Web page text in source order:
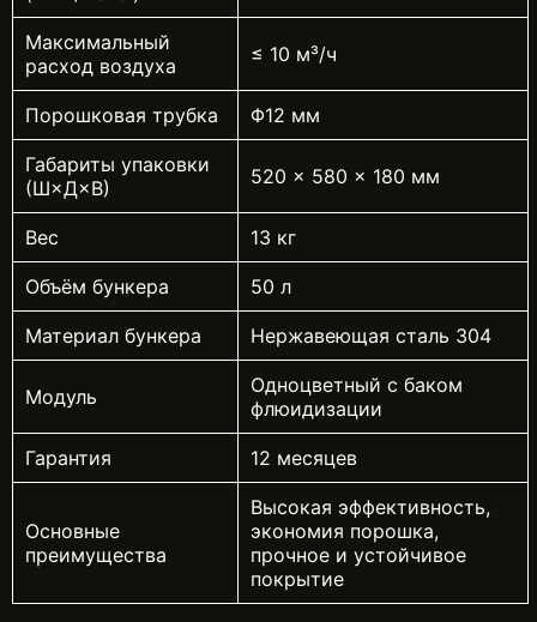
Максимальный
расход воздуха
≤ 10 м³/ч
Порошковая трубка Φ12 мм
Габариты упаковки
(Ш×Д×В)
520 × 580 × 180 мм
Вес 13 кг
Объём бункера 50 л
Материал бункера Нержавеющая сталь 304
Модуль
Одноцветный с баком
флюидизации
Гарантия 12 месяцев
Основные
преимущества
Высокая эффективность,
экономия порошка,
прочное и устойчивое
покрытие